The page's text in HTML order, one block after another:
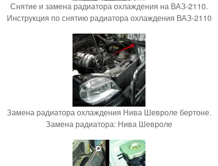
Снятие и замена радиатора охлаждения на ВАЗ-2110.
Инструкция по снятию радиатора охлаждения ВАЗ-2110
Замена радиатора охлаждения Нива Шевроле бертоне.
Замена радиатора: Нива Шевроле